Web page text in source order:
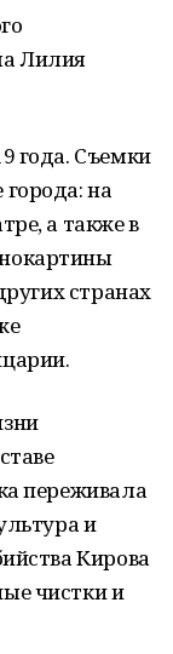
Лилия
года. Съемки
на
а также в
странах
переживала
и
Кирова
чистки и